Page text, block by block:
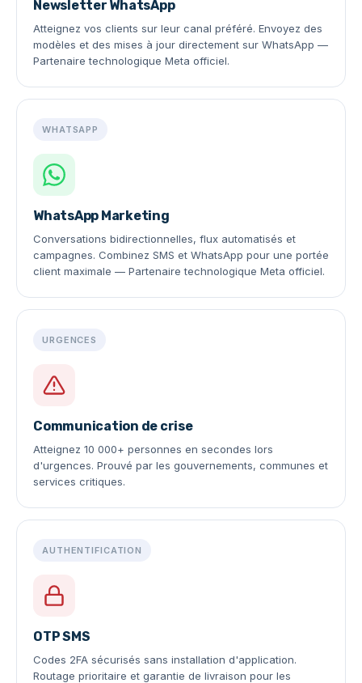
Newsletter WhatsApp
Atteignez vos clients sur leur canal préféré. Envoyez des
modèles et des mises à jour directement sur WhatsApp —
Partenaire technologique Meta officiel.
WHATSAPP
WhatsApp Marketing
Conversations bidirectionnelles, flux automatisés et
campagnes. Combinez SMS et WhatsApp pour une portée
client maximale — Partenaire technologique Meta officiel.
URGENCES
Communication de crise
Atteignez 10 000+ personnes en secondes lors
d'urgences. Prouvé par les gouvernements, communes et
services critiques.
AUTHENTIFICATION
OTP SMS
Codes 2FA sécurisés sans installation d'application.
Routage prioritaire et garantie de livraison pour les